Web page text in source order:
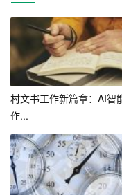
能。例如，
练）”功能，可以帮
通过不断地练习和反
平。
6. 利用 AI 进行写作灵
生活中，我们很难找
写作助手，我们可以
在知乎、微博等社交
村文书工作新篇章：AI智
作...